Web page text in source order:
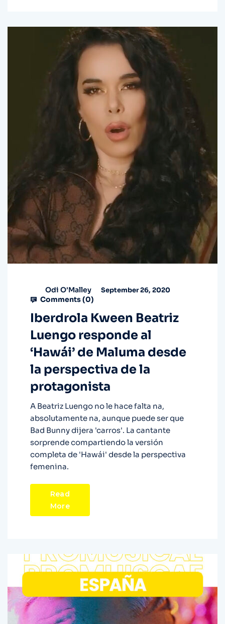
Odi O'Malley September 26, 2020
Comments (0)
Iberdrola Kween Beatriz
Luengo responde al
‘Hawái’ de Maluma desde
la perspectiva de la
protagonista
A Beatriz Luengo no le hace falta na,
absolutamente na, aunque puede ser que
Bad Bunny dijera 'carros'. La cantante
sorprende compartiendo la versión
completa de 'Hawái' desde la perspectiva
femenina.
Read
More